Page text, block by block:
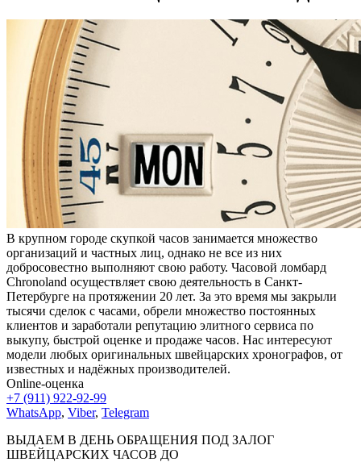
В крупном городе скупкой часов занимается множество
организаций и частных лиц, однако не все из них
добросовестно выполняют свою работу. Часовой ломбард
Chronoland осуществляет свою деятельность в Санкт-
Петербурге на протяжении 20 лет. За это время мы закрыли
тысячи сделок с часами, обрели множество постоянных
клиентов и заработали репутацию элитного сервиса по
выкупу, быстрой оценке и продаже часов. Нас интересуют
модели любых оригинальных швейцарских хронографов, от
известных и надёжных производителей.
Online-оценка
+7 (911) 922-92-99
WhatsApp, Viber, Telegram
ВЫДАЕМ В ДЕНЬ ОБРАЩЕНИЯ ПОД ЗАЛОГ
ШВЕЙЦАРСКИХ ЧАСОВ ДО